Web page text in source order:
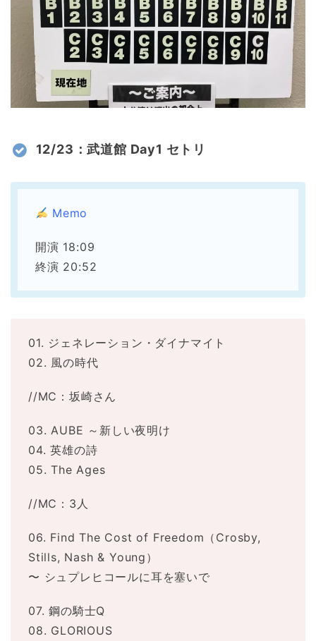
12/23：武道館 Day1 セトリ
Memo
開演 18:09
終演 20:52
01. ジェネレーション・ダイナマイト
02. 風の時代
//MC：坂崎さん
03. AUBE ～新しい夜明け
04. 英雄の詩
05. The Ages
//MC：3人
06. Find The Cost of Freedom（Crosby,
Stills, Nash & Young）
〜 シュプレヒコールに耳を塞いで
07. 鋼の騎士Q
08. GLORIOUS